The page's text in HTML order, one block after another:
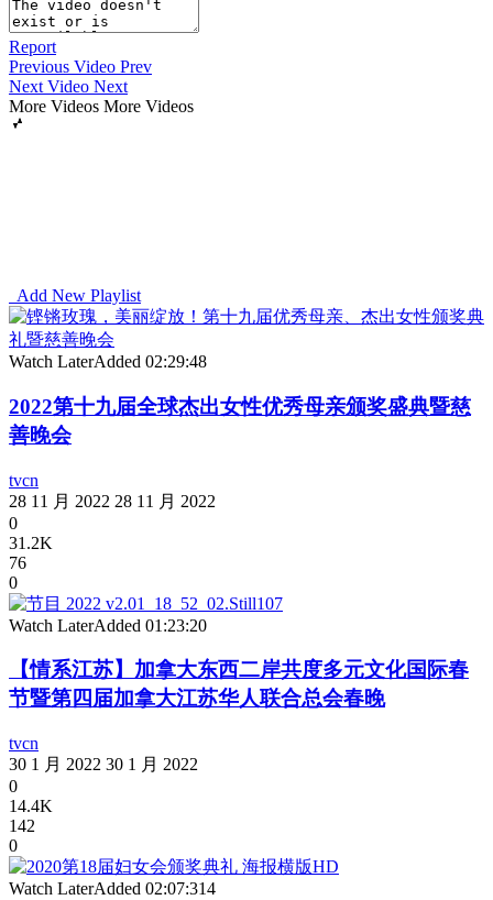
Report
Previous Video Prev
Next Video Next
More Videos More Videos
Add New Playlist
Watch LaterAdded 02:29:48
2022第十九届全球杰出女性优秀母亲颁奖盛典暨慈
善晚会
tvcn
28 11 月 2022 28 11 月 2022
0
31.2K
76
0
Watch LaterAdded 01:23:20
【情系江苏】加拿大东西二岸共度多元文化国际春
节暨第四届加拿大江苏华人联合总会春晚
tvcn
30 1 月 2022 30 1 月 2022
0
14.4K
142
0
Watch LaterAdded 02:07:314